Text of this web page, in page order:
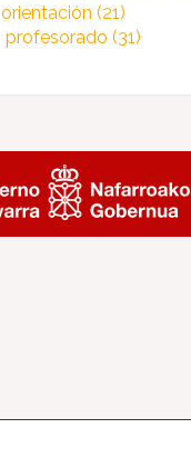
orientación(21)
profesorado(31)